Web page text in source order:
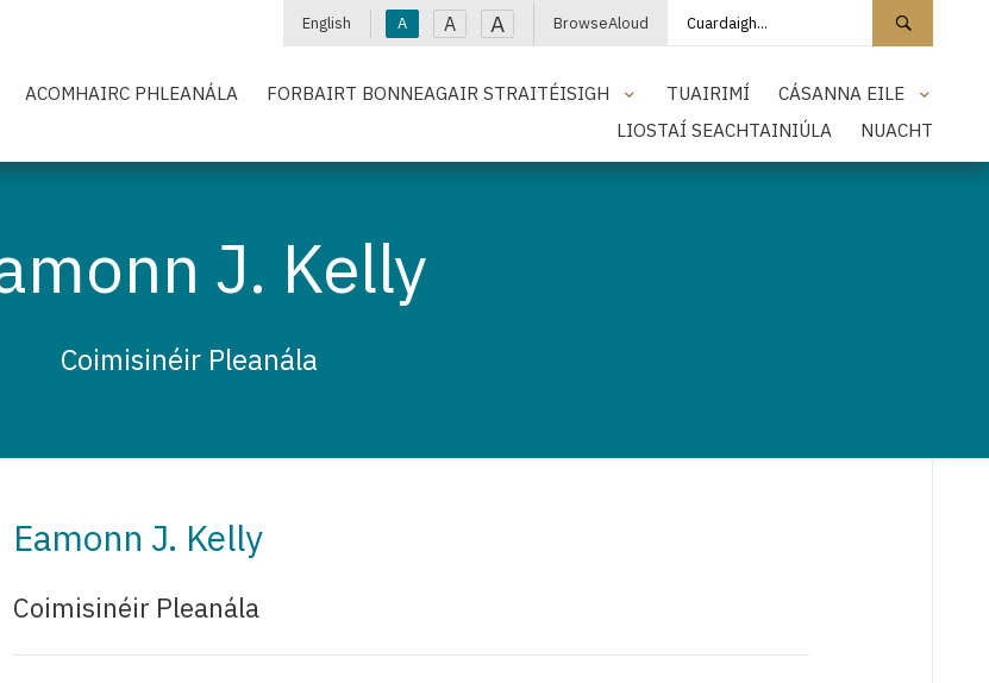
English A A A BrowseAloud Cuardaigh láithreán
ACOMHAIRC PHLEANÁLA FORBAIRT BONNEAGAIR STRAITÉISIGH TUAIRIMÍ
CÁSANNA EILE
LIOSTAÍ SEACHTAINIÚLA
NUACHT
J. Kelly
Coimisinéir Pleanála
Eamonn J. Kelly
Coimisinéir Pleanála